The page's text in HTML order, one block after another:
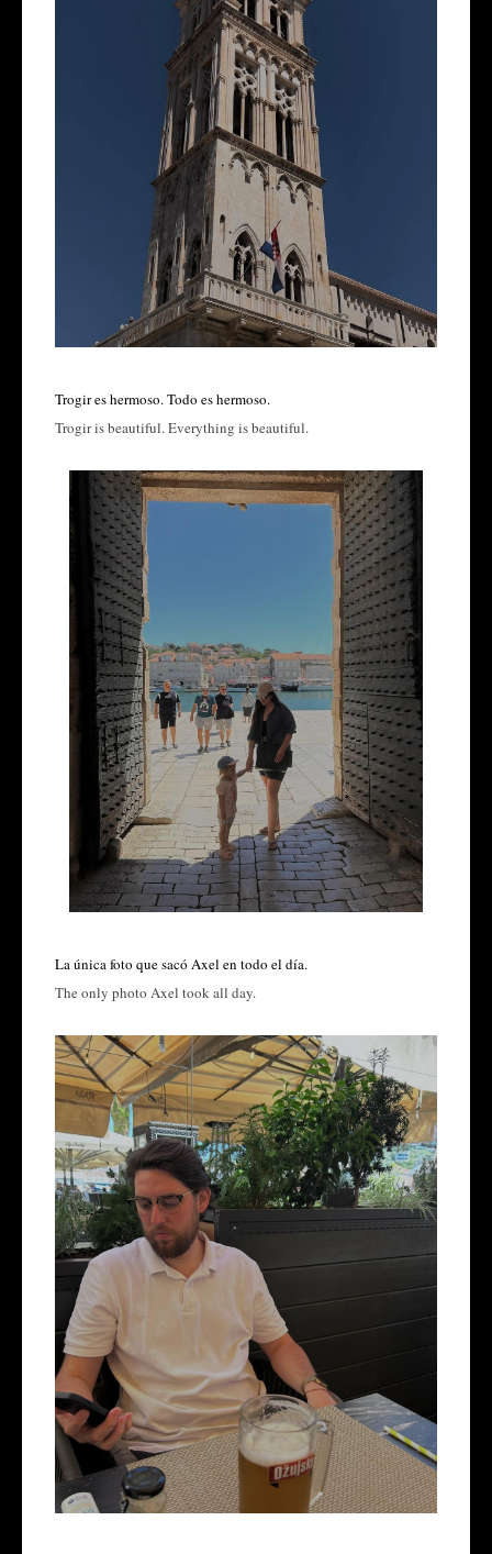
Trogir es hermoso. Todo es hermoso.
Trogir is beautiful. Everything is beautiful.
La única foto que sacó Axel en todo el día.
The only photo Axel took all day.